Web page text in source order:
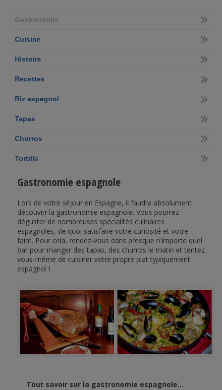
Gastronomie
Cuisine
Histoire
Recettes
Riz espagnol
Tapas
Churros
Tortilla
Gastronomie espagnole
Lors de votre séjour en Espagne, il faudra absolument
découvrir la gastronomie espagnole. Vous pourrez
déguster de nombreuses spécialités culinaires
espagnoles, de quoi satisfaire votre curiosité et votre
faim. Pour cela, rendez-vous dans presque n'importe quel
bar pour manger des tapas, des churros le matin et tentez
vous-même de cuisiner votre propre plat typiquement
espagnol !
Tout savoir sur la gastronomie espagnole...